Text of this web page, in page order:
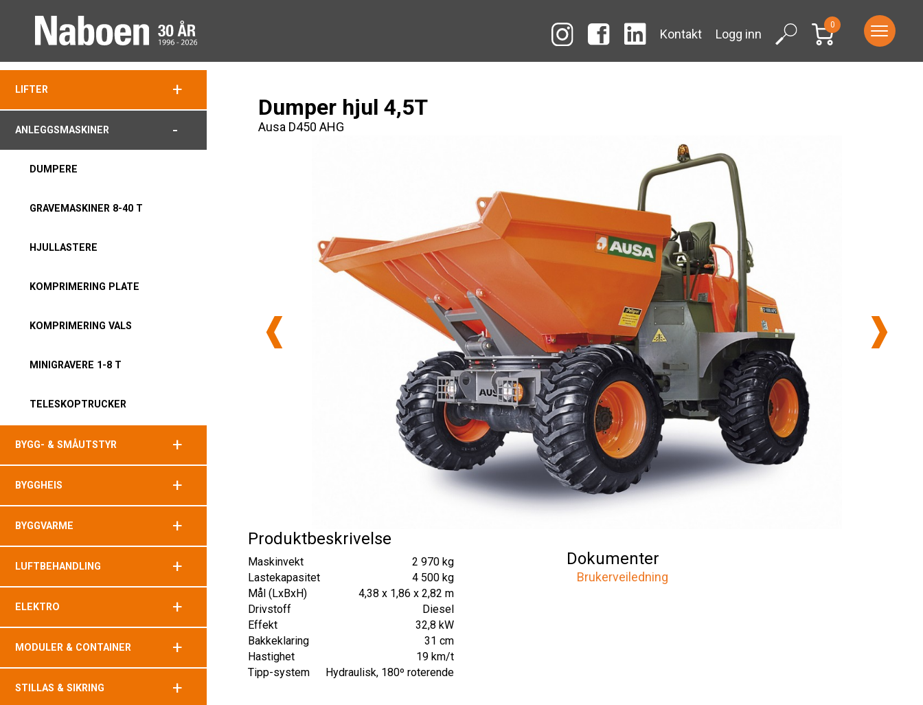
InstagramFacebookLinkedIn
Kontakt Logg inn Search
0
LIFTER +
ANLEGGSMASKINER -
DUMPERE
GRAVEMASKINER 8-40 T
HJULLASTERE
KOMPRIMERING PLATE
KOMPRIMERING VALS
MINIGRAVERE 1-8 T
TELESKOPTRUCKER
BYGG- & SMÅUTSTYR +
BYGGHEIS +
BYGGVARME +
LUFTBEHANDLING +
ELEKTRO +
MODULER & CONTAINER +
STILLAS & SIKRING +
Dumper hjul 4,5T
Ausa D450 AHG
Produktbeskrivelse
Maskinvekt
2 970 kg
Lastekapasitet
4 500 kg
Mål (LxBxH)
4,38 x 1,86 x 2,82 m
Drivstoff
Diesel
Effekt
32,8 kW
Bakkeklaring
31 cm
Hastighet
19 km/t
Tipp-system
Hydraulisk, 180º roterende
Dokumenter
Brukerveiledning